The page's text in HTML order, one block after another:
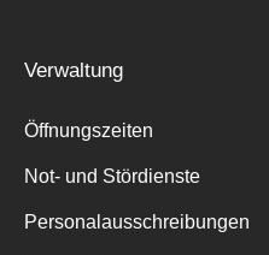
Verwaltung
Öffnungszeiten
Not- und Stördienste
Personalausschreibungen